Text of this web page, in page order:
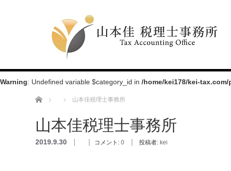
Warning: Undefined variable $category_id in /home/kei178/kei-
ホーム 山本佳税理士事務所
山本佳税理士事務所
2019.9.30 コメント: 0 投稿者: kei